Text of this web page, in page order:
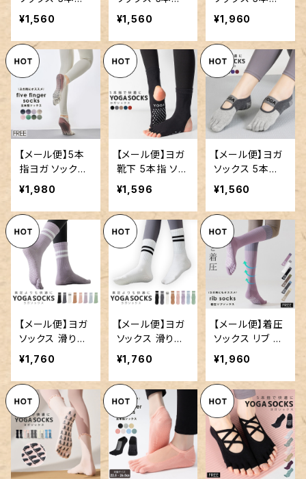
滑り止め 靴下／
goods112
¥1,560
滑り止め 靴下／
goods113
¥1,560
滑り止め 靴下
レディース／go
ods119
¥1,960
【メール便】5本
指ヨガ ソックス
ヨガ 靴下 レディ
ース／goods12
1
¥1,980
【メール便】ヨガ
靴下 5本指 ソッ
クス レディース
／goods122
¥1,596
【メール便】ヨガ
ソックス 5本指
滑り止め ヨガ
靴下／goods13
3
¥1,560
【メール便】ヨガ
ソックス 滑り止
め 5本指 ヨガ／
goods139
¥1,760
【メール便】ヨガ
ソックス 滑り止
め ヨガ 靴下／g
oods140
¥1,760
【メール便】着圧
ソックス リブ レ
ディース 滑り止
め ヨガ／good
s141
¥1,960